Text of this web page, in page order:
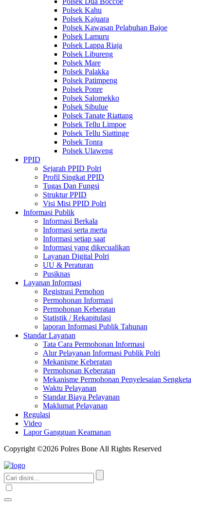
Polsek Kahu
Polsek Kajuara
Polsek Kawasan Pelabuhan Bajoe
Polsek Lamuru
Polsek Lappa Riaja
Polsek Libureng
Polsek Mare
Polsek Palakka
Polsek Patimpeng
Polsek Ponre
Polsek Salomekko
Polsek Sibulue
Polsek Tanate Riattang
Polsek Tellu Limpoe
Polsek Tellu Siattinge
Polsek Tonra
Polsek Ulaweng
PPID
Sejarah PPID Polri
Profil Singkat PPID
Tugas Dan Fungsi
Struktur PPID
Visi Misi PPID Polri
Informasi Publik
Informasi Berkala
Informasi serta merta
Informasi setiap saat
Informasi yang dikecualikan
Layanan Digital Polri
UU & Peraturan
Pusiknas
Layanan Informasi
Registrasi Pemohon
Permohonan Informasi
Permohonan Keberatan
Statistik / Rekapitulasi
laporan Informasi Publik Tahunan
Standar Layanan
Tata Cara Permohonan Informasi
Alur Pelayanan Informasi Publik Polri
Mekanisme Keberatan
Permohonan Keberatan
Mekanisme Permohonan Penyelesaian Sengketa
Waktu Pelayanan
Standar Biaya Pelayanan
Maklumat Pelayanan
Regulasi
Video
Lapor Gangguan Keamanan
Copyright ©2026 Polres Bone All Rights Reserved